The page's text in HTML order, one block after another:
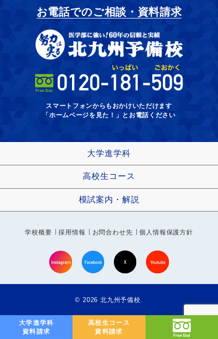
大学進学科
資料請求
高校生コース
資料請求
お電話でのご相談・資料請求
スマートフォンからもおかけいただけます
「ホームページを見た！」とお電話ください
大学進学科
高校生コース
模試案内・解説
学校概要 採用情報 お問合わせ先 個人情報保護方針
© 2026 北九州予備校.